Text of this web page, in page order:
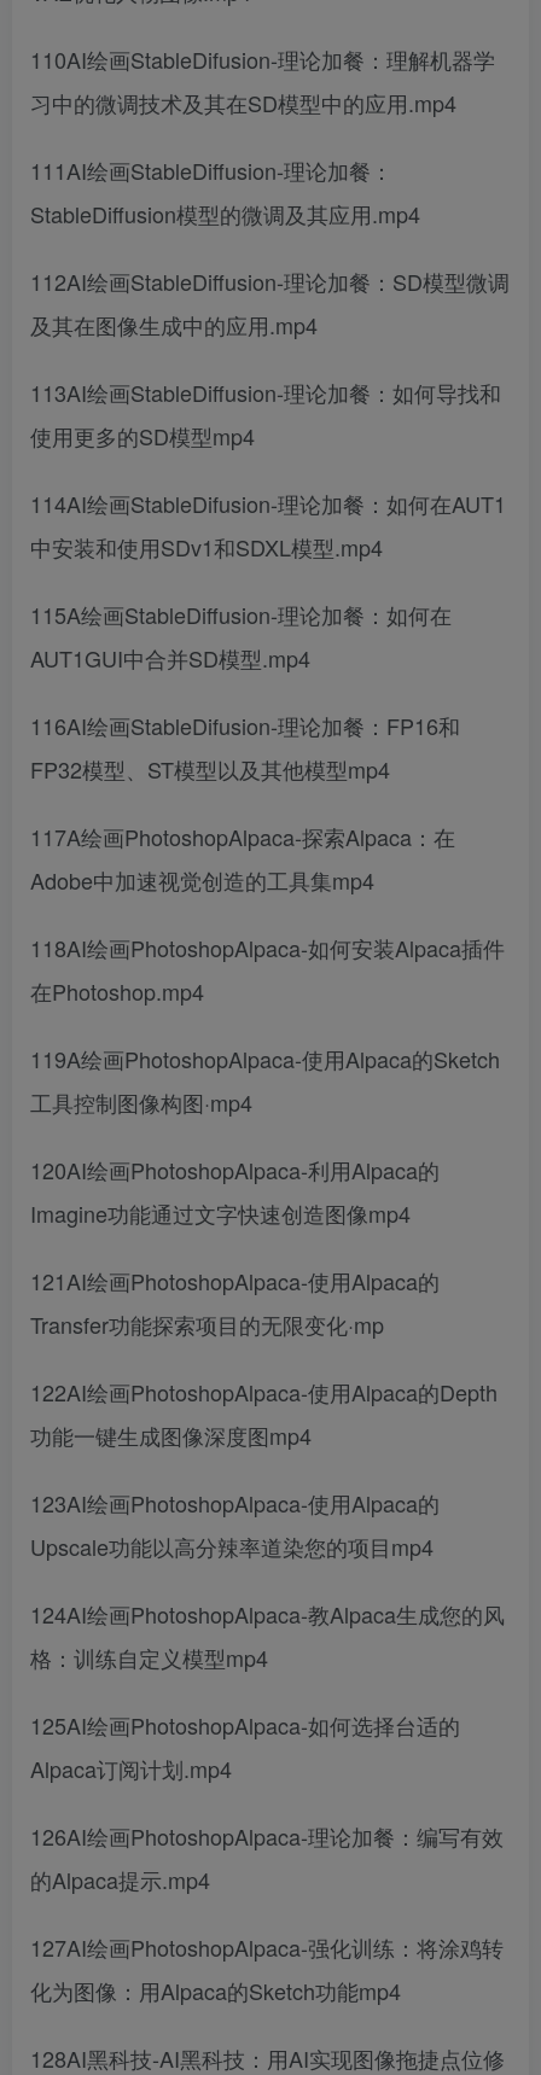
110AI绘画StableDifusion-理论加餐：理解机器学
习中的微调技术及其在SD模型中的应用.mp4
111AI绘画StableDiffusion-理论加餐：
StableDiffusion模型的微调及其应用.mp4
112AI绘画StableDiffusion-理论加餐：SD模型微调
及其在图像生成中的应用.mp4
113AI绘画StableDiffusion-理论加餐：如何导找和
使用更多的SD模型mp4
114AI绘画StableDifusion-理论加餐：如何在AUT1
中安装和使用SDv1和SDXL模型.mp4
115A绘画StableDiffusion-理论加餐：如何在
AUT1GUI中合并SD模型.mp4
116AI绘画StableDifusion-理论加餐：FP16和
FP32模型、ST模型以及其他模型mp4
117A绘画PhotoshopAlpaca-探索Alpaca：在
Adobe中加速视觉创造的工具集mp4
118AI绘画PhotoshopAlpaca-如何安装Alpaca插件
在Photoshop.mp4
119A绘画PhotoshopAlpaca-使用Alpaca的Sketch
工具控制图像构图·mp4
120AI绘画PhotoshopAlpaca-利用Alpaca的
Imagine功能通过文字快速创造图像mp4
121AI绘画PhotoshopAlpaca-使用Alpaca的
Transfer功能探索项目的无限变化·mp
122AI绘画PhotoshopAlpaca-使用Alpaca的Depth
功能一键生成图像深度图mp4
123AI绘画PhotoshopAlpaca-使用Alpaca的
Upscale功能以高分辣率道染您的项目mp4
124AI绘画PhotoshopAlpaca-教Alpaca生成您的风
格：训练自定义模型mp4
125AI绘画PhotoshopAlpaca-如何选择台适的
Alpaca订阅计划.mp4
126AI绘画PhotoshopAlpaca-理论加餐：编写有效
的Alpaca提示.mp4
127AI绘画PhotoshopAlpaca-强化训练：将涂鸡转
化为图像：用Alpaca的Sketch功能mp4
128AI黑科技-AI黑科技：用AI实现图像拖捷点位修